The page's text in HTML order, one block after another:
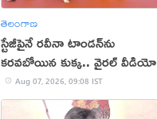
తెలంగాణ
స్టేజీపైనే రవీనా టాండన్‌ను
కరవబోయిన కుక్క.. వైరల్ వీడియో
Aug 07, 2026, 09:08 IST